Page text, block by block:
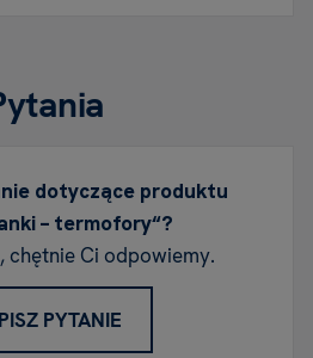
dotyczące produktu
– termofory“?
chętnie Ci odpowiemy.
PYTANIE